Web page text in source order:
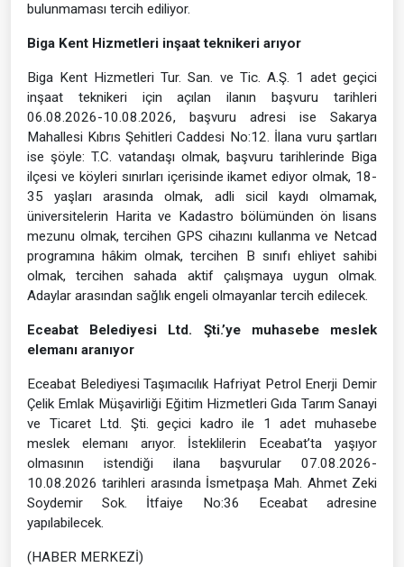
bulunmaması tercih ediliyor.
Biga Kent Hizmetleri inşaat teknikeri arıyor
Biga Kent Hizmetleri Tur. San. ve Tic. A.Ş. 1 adet geçici
inşaat teknikeri için açılan ilanın başvuru tarihleri
06.08.2026-10.08.2026, başvuru adresi ise Sakarya
Mahallesi Kıbrıs Şehitleri Caddesi No:12. İlana vuru şartları
ise şöyle: T.C. vatandaşı olmak, başvuru tarihlerinde Biga
ilçesi ve köyleri sınırları içerisinde ikamet ediyor olmak, 18-
35 yaşları arasında olmak, adli sicil kaydı olmamak,
üniversitelerin Harita ve Kadastro bölümünden ön lisans
mezunu olmak, tercihen GPS cihazını kullanma ve Netcad
programına hâkim olmak, tercihen B sınıfı ehliyet sahibi
olmak, tercihen sahada aktif çalışmaya uygun olmak.
Adaylar arasından sağlık engeli olmayanlar tercih edilecek.
Eceabat Belediyesi Ltd. Şti.’ye muhasebe meslek
elemanı aranıyor
Eceabat Belediyesi Taşımacılık Hafriyat Petrol Enerji Demir
Çelik Emlak Müşavirliği Eğitim Hizmetleri Gıda Tarım Sanayi
ve Ticaret Ltd. Şti. geçici kadro ile 1 adet muhasebe
meslek elemanı arıyor. İsteklilerin Eceabat’ta yaşıyor
olmasının istendiği ilana başvurular 07.08.2026-
10.08.2026 tarihleri arasında İsmetpaşa Mah. Ahmet Zeki
Soydemir Sok. İtfaiye No:36 Eceabat adresine
yapılabilecek.
(HABER MERKEZİ)